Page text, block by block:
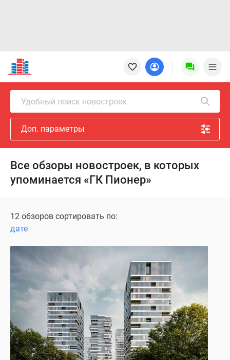
Новостройки
Квартиры
Ипотека
Новостройки
Москвы
Новостройки
Подмосковья
Новостройки
Москвы
Готовые
карте
предложения
Коммерческие
помещения
Продавцы
застройщики
Панорамы
новостроек
Видеообзор
Удобный поиск новостроек
Доп. параметры
Все обзоры новостроек, в которых
упоминается «ГК Пионер»
12 обзоров сортировать по:
дате